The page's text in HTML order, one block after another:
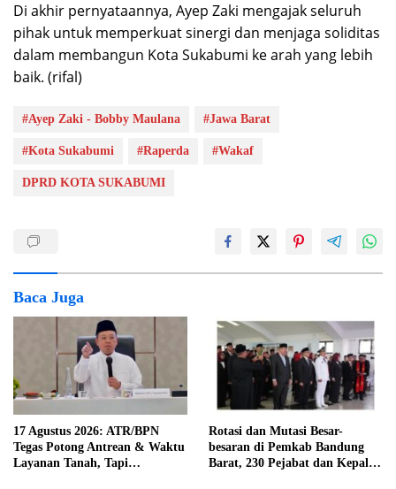
Di akhir pernyataannya, Ayep Zaki mengajak seluruh
pihak untuk memperkuat sinergi dan menjaga soliditas
dalam membangun Kota Sukabumi ke arah yang lebih
baik. (rifal)
#Ayep Zaki - Bobby Maulana #Jawa Barat
#Kota Sukabumi #Raperda #Wakaf
DPRD KOTA SUKABUMI
Baca Juga
17 Agustus 2026: ATR/BPN
Tegas Potong Antrean & Waktu
Layanan Tanah, Tapi
Rotasi dan Mutasi Besar-
besaran di Pemkab Bandung
Barat, 230 Pejabat dan Kepala